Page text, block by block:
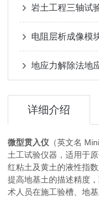
岩土工程三轴试
地应力解除法地
详细介绍
微型贯入仪 （英文名
土工试验仪器，适用于
红粘土及黄土的液性指
提高地基土的描述精度
术人员在施工验槽、地